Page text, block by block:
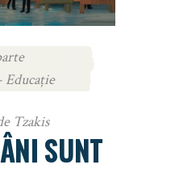
Tzakis
SUNT